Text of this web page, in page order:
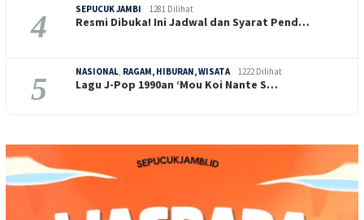
4 SEPUCUK JAMBI 1281 Dilihat
Resmi Dibuka! Ini Jadwal dan Syarat Pend…
5 NASIONAL RAGAM, HIBURAN, WISATA 1222 Dilihat
Lagu J-Pop 1990an ‘Mou Koi Nante S…